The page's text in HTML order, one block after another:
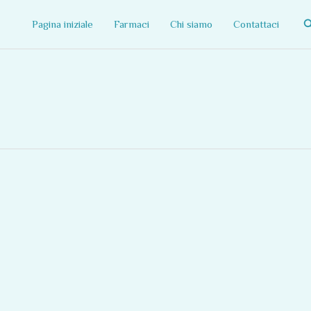
Pagina iniziale Farmaci Chi siamo Contattaci